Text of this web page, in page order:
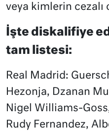
veya kimlerin cezalı
İşte diskalifiye
tam listesi:
Real Madrid:
Hezonja, Dzanan
Nigel Williams-
Rudy Fernandez,